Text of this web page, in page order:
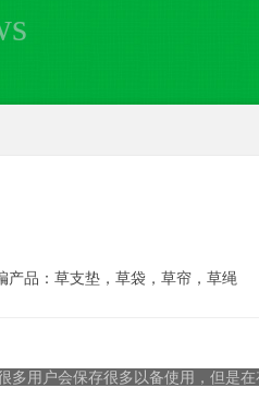
产品：草支垫，草袋，草帘，草绳
多用户会保存很多以备使用，但是